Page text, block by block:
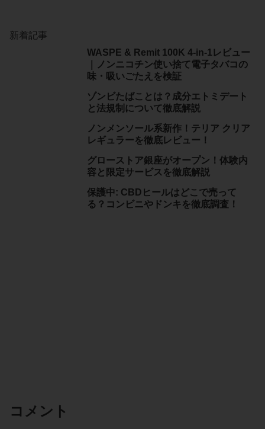
新着記事
WASPE & Remit 100K 4-in-1レビュー
｜ノンニコチン使い捨て電子タバコの
味・吸いごたえを検証
ゾンビたばことは？成分エトミデート
と法規制について徹底解説
ノンメンソール系新作！テリア クリア
レギュラーを徹底レビュー！
グローストア銀座がオープン！体験内
容と限定サービスを徹底解説
保護中: CBDヒールはどこで売って
る？コンビニやドンキを徹底調査！
コメント